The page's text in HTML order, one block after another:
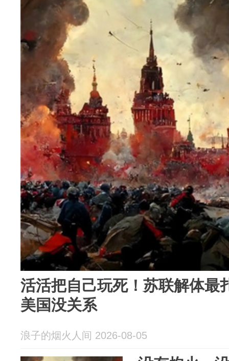
活活把自己玩死！苏联解体最
美国没关系
浪子的烟火人间 2026-08-05